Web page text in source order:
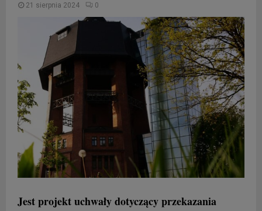
21 sierpnia 2024 0
Jest projekt uchwały dotyczący przekazania